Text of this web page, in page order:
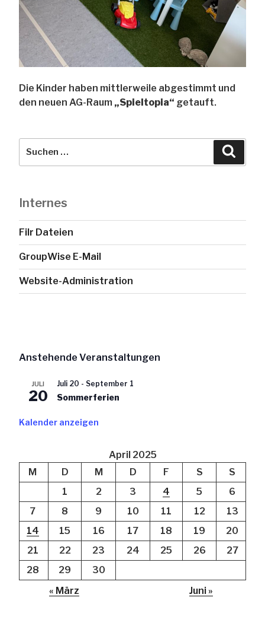
Die Kinder haben mittlerweile abgestimmt und
den neuen AG-Raum „Spieltopia“ getauft.
nach:
Internes
Filr Dateien
GroupWise E-Mail
Website-Administration
Anstehende Veranstaltungen
JULI
20
Juli 20 - September 1
Sommerferien
Kalender anzeigen
April 2025
M
D M D F S
S
1
2 3 4 5
6
7
8 9 10 11 12
13
14
15 16 17 18 19
20
21
22 23 24 25 26
27
28
29
30
« März
Juni »